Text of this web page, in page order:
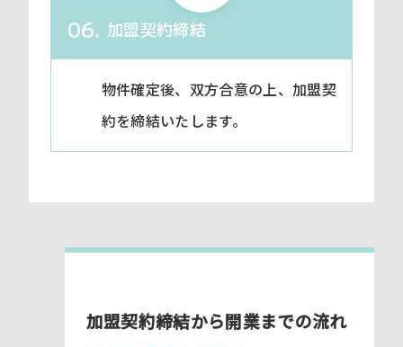
06. 加盟契約締結
物件確定後、双方合意の上、加盟契
約を締結いたします。
加盟契約締結から開業までの流れ